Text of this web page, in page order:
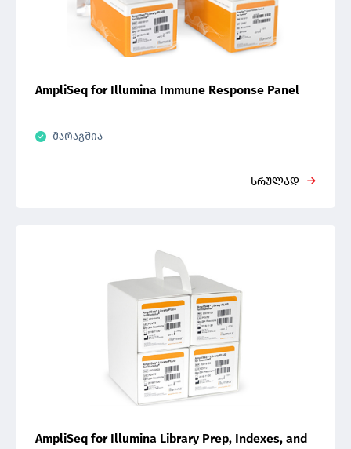
AmpliSeq for Illumina Immune Response Panel
მარაგშია
სრულად
AmpliSeq for Illumina Library Prep, Indexes, and